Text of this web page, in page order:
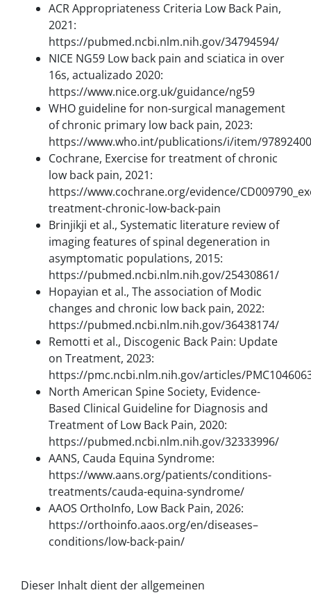
ACR Appropriateness Criteria Low Back Pain,
2021:
https://pubmed.ncbi.nlm.nih.gov/34794594/
NICE NG59 Low back pain and sciatica in over
16s, actualizado 2020:
https://www.nice.org.uk/guidance/ng59
WHO guideline for non-surgical management
of chronic primary low back pain, 2023:
https://www.who.int/publications/i/item/
Cochrane, Exercise for treatment of chronic
low back pain, 2021:
https://www.cochrane.org/evidence/
treatment-chronic-low-back-pain
Brinjikji et al., Systematic literature review of
imaging features of spinal degeneration in
asymptomatic populations, 2015:
https://pubmed.ncbi.nlm.nih.gov/25430861/
Hopayian et al., The association of Modic
changes and chronic low back pain, 2022:
https://pubmed.ncbi.nlm.nih.gov/36438174/
Remotti et al., Discogenic Back Pain: Update
on Treatment, 2023:
https://pmc.ncbi.nlm.nih.gov/articles/
North American Spine Society, Evidence-
Based Clinical Guideline for Diagnosis and
Treatment of Low Back Pain, 2020:
https://pubmed.ncbi.nlm.nih.gov/32333996/
AANS, Cauda Equina Syndrome:
https://www.aans.org/patients/conditions-
treatments/cauda-equina-syndrome/
AAOS OrthoInfo, Low Back Pain, 2026:
https://orthoinfo.aaos.org/en/diseases–
conditions/low-back-pain/
Dieser Inhalt dient der allgemeinen